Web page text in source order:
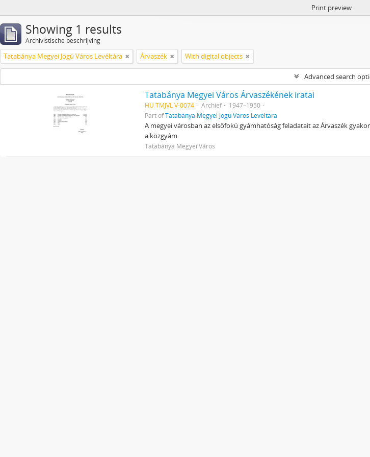
Print preview
Showing 1 results
Archivistische beschrijving
Tatabánya Megyei Jogú Város Levéltára Árvaszék With digital objects
Advanced search
Tatabánya Megyei Város Árvaszékének iratai
HU TMJVL V-0074 Archief
1947–1950
Part ofTatabánya Megyei Jogú Város Levéltára
A megyei városban az elsőfokú gyámhatóság feladatait az Árvaszék
a közgyám.
Tatabánya Megyei Város